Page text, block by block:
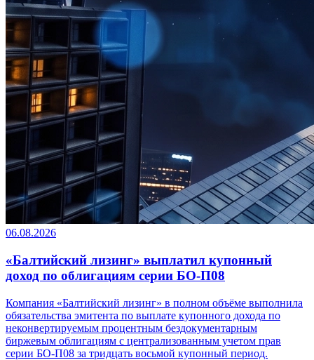
06.08.2026
«Балтийский лизинг» выплатил купонный
доход по облигациям серии БО-П08
Компания «Балтийский лизинг» в полном объёме выполнила
обязательства эмитента по выплате купонного дохода по
неконвертируемым процентным бездокументарным
биржевым облигациям с централизованным учетом прав
серии БО-П08 за тридцать восьмой купонный период.